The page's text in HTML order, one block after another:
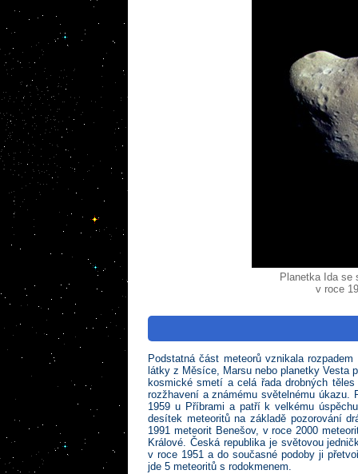
Planetka Ida se
v roce
Podstatná část meteorů vznikala
látky z Měsíce, Marsu nebo planetky Vesta
kosmické smetí a celá řada drobných
rozžhavení a známému světelnému úkazu.
1959 u Příbrami a patří k velkému
desítek meteoritů na základě pozorování
1991 meteorit Benešov, v roce 2000
Králové. Česká republika je světovou
v roce 1951 a do současné podoby ji
jde 5 meteoritů s rodokmenem.